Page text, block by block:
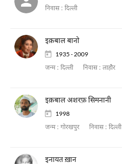
निवास : दिल्ली
इक़बाल बानो
1935 - 2009
जन्म : दिल्ली निवास : लाहौर
इक़बाल अशरफ़ सिमनानी
1998
जन्म : गोरखपुर निवास : दिल्ली
इनायत ख़ान